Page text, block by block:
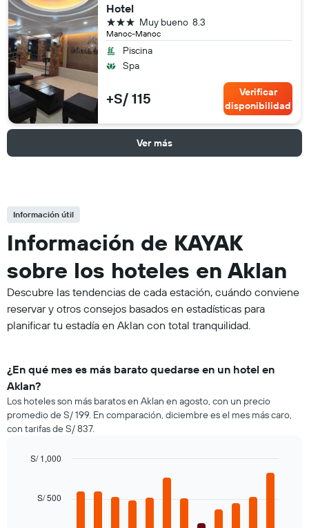
Hotel
Manoc-Manoc
8.3
Muy bueno
3 estrellas
Piscina
Spa
+S/ 115
Verificar
disponibilidad
Ver más
Información útil
Información de KAYAK
sobre los hoteles en Aklan
Descubre las tendencias de cada estación, cuándo conviene
reservar y otros consejos basados en estadísticas para
planificar tu estadía en Aklan con total tranquilidad.
¿En qué mes es más barato quedarse en un hotel en
Aklan?
Los hoteles son más baratos en Aklan en agosto, con un precio
promedio de S/ 199. En comparación, diciembre es el mes más caro,
con tarifas de S/ 837.
withS/ 500
S/ 1,000